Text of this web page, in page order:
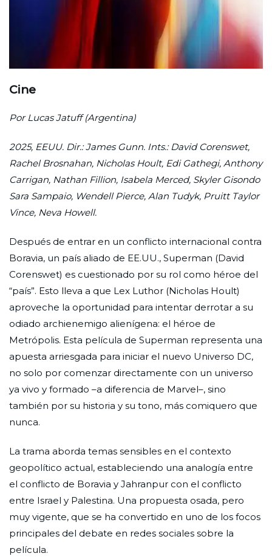
Cine
Por Lucas Jatuff (Argentina)
2025, EEUU. Dir.: James Gunn. Ints.: David Corenswet,
Rachel Brosnahan, Nicholas Hoult, Edi Gathegi, Anthony
Carrigan, Nathan Fillion, Isabela Merced, Skyler Gisondo
Sara Sampaio, Wendell Pierce, Alan Tudyk, Pruitt Taylor
Vince, Neva Howell.
Después de entrar en un conflicto internacional contra
Boravia, un país aliado de EE.UU., Superman (David
Corenswet) es cuestionado por su rol como héroe del
“país”. Esto lleva a que Lex Luthor (Nicholas Hoult)
aproveche la oportunidad para intentar derrotar a su
odiado archienemigo alienígena: el héroe de
Metrópolis. Esta película de Superman representa una
apuesta arriesgada para iniciar el nuevo Universo DC,
no solo por comenzar directamente con un universo
ya vivo y formado –a diferencia de Marvel–, sino
también por su historia y su tono, más comiquero que
nunca.
La trama aborda temas sensibles en el contexto
geopolítico actual, estableciendo una analogía entre
el conflicto de Boravia y Jahranpur con el conflicto
entre Israel y Palestina. Una propuesta osada, pero
muy vigente, que se ha convertido en uno de los focos
principales del debate en redes sociales sobre la
película.